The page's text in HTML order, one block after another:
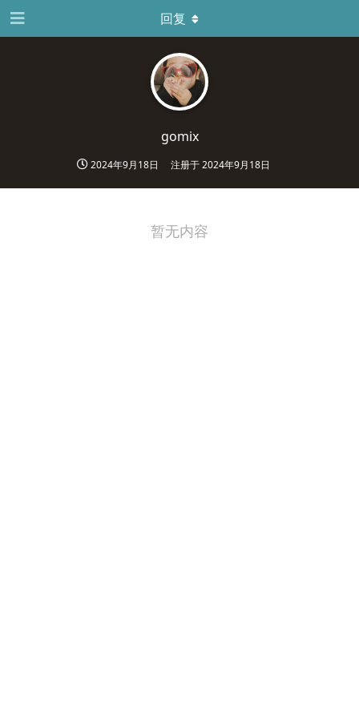
gomix
2024年9月18日 注册于2024年9月18日
回复
暂无内容